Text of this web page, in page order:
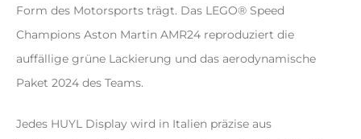
Form des Motorsports trägt. Das LEGO® Speed
Champions Aston Martin AMR24 reproduziert die
auffällige grüne Lackierung und das aerodynamische
Paket 2024 des Teams.
Jedes HUYL Display wird in Italien präzise aus